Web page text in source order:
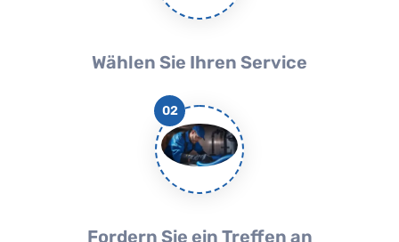
Wählen Sie Ihren Service
02
Fordern Sie ein Treffen an